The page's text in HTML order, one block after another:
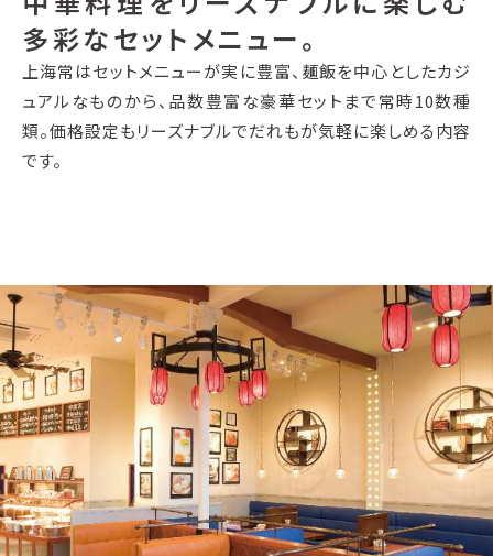
多彩なセットメニュー。
上海常はセットメニューが実に豊富、麺飯を中心としたカジ
ュアルなものから、品数豊富な豪華セットまで常時10数種
類。価格設定もリーズナブルでだれもが気軽に楽しめる内容
です。